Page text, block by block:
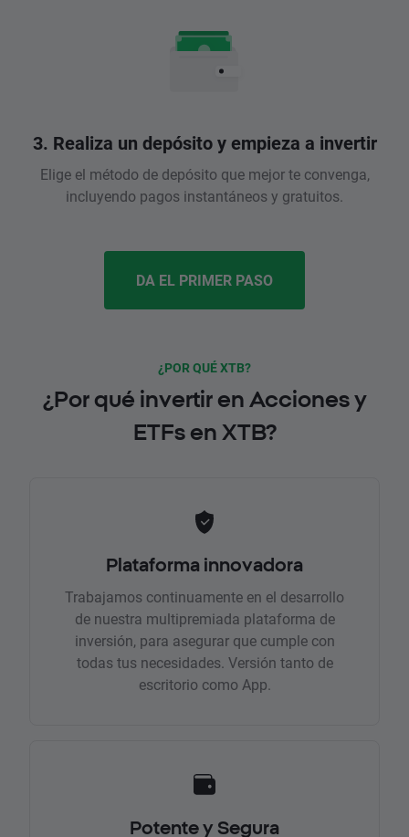
3. Realiza un depósito y empieza a invertir
Elige el método de depósito que mejor te convenga,
incluyendo pagos instantáneos y gratuitos.
DA EL PRIMER PASO
¿POR QUÉ XTB?
¿Por qué invertir en Acciones y
ETFs en XTB?
Plataforma innovadora
Trabajamos continuamente en el desarrollo
de nuestra multipremiada plataforma de
inversión, para asegurar que cumple con
todas tus necesidades. Versión tanto de
escritorio como App.
Potente y Segura